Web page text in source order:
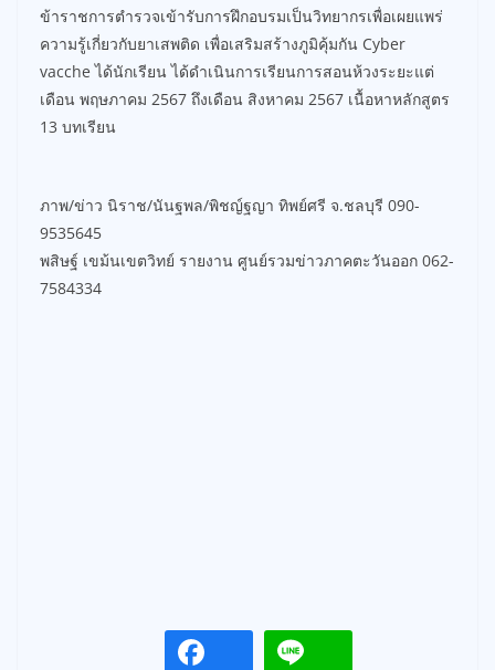
ข้าราชการตำรวจเข้ารับการฝึกอบรมเป็นวิทยากรเพื่อเผยแพร่
ความรู้เกี่ยวกับยาเสพติด เพื่อเสริมสร้างภูมิคุ้มกัน Cyber
vacche ได้นักเรียน ได้ดำเนินการเรียนการสอนห้วงระยะแต่
เดือน พฤษภาคม 2567 ถึงเดือน สิงหาคม 2567 เนื้อหาหลักสูตร
13 บทเรียน
ภาพ/ข่าว นิราช/นันฐพล/พิชญ์ฐญา ทิพย์ศรี จ.ชลบุรี 090-
9535645
พสิษฐ์ เขม้นเขตวิทย์ รายงาน ศูนย์รวมข่าวภาคตะวันออก 062-
7584334